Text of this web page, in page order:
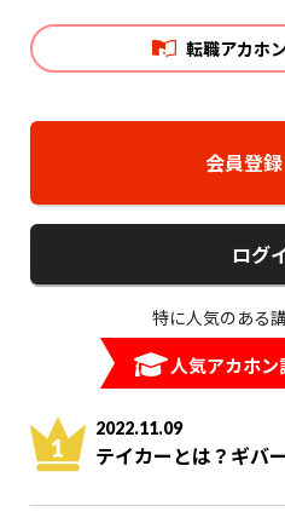
転職アカホ
会員登録
ログ
特に人気のある
人気アカホン
2022.11.09
テイカーとは？ギバ